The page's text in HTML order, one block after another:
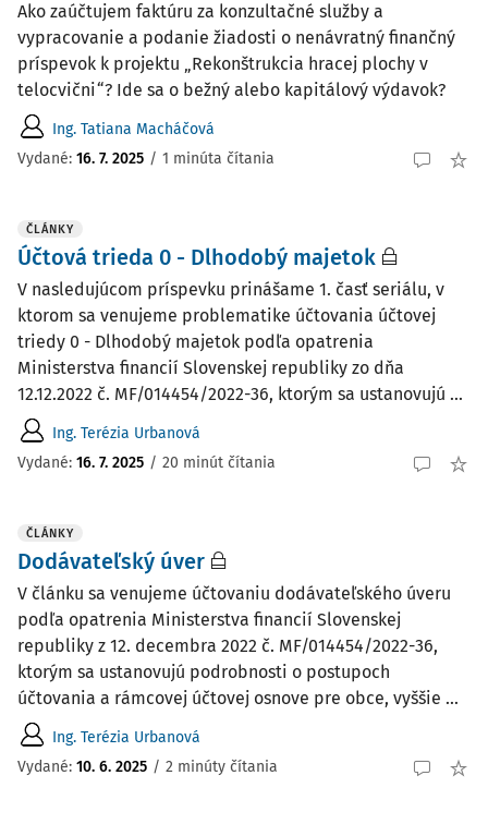
Ako zaúčtujem faktúru za konzultačné služby a
vypracovanie a podanie žiadosti o nenávratný finančný
príspevok k projektu „Rekonštrukcia hracej plochy v
telocvični“? Ide sa o bežný alebo kapitálový výdavok?
Ing. Tatiana Macháčová
Vydané: 16. 7. 2025 / 1 minúta čítania
ČLÁNKY
Účtová trieda 0 - Dlhodobý majetok
V nasledujúcom príspevku prinášame 1. časť seriálu, v
ktorom sa venujeme problematike účtovania účtovej
triedy 0 - Dlhodobý majetok podľa opatrenia
Ministerstva financií Slovenskej republiky zo dňa
12.12.2022 č. MF/014454/2022-36, ktorým sa ustanovujú ...
Ing. Terézia Urbanová
Vydané: 16. 7. 2025 / 20 minút čítania
ČLÁNKY
Dodávateľský úver
V článku sa venujeme účtovaniu dodávateľského úveru
podľa opatrenia Ministerstva financií Slovenskej
republiky z 12. decembra 2022 č. MF/014454/2022-36,
ktorým sa ustanovujú podrobnosti o postupoch
účtovania a rámcovej účtovej osnove pre obce, vyššie ...
Ing. Terézia Urbanová
Vydané: 10. 6. 2025 / 2 minúty čítania